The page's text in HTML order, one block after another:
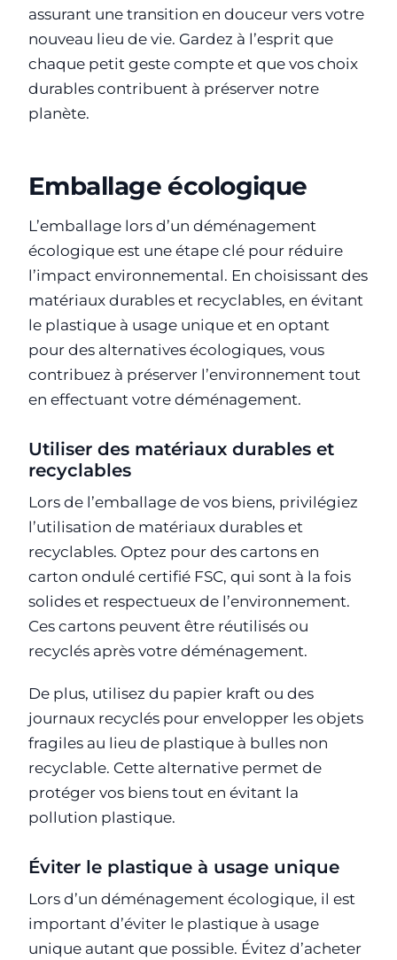
assurant une transition en douceur vers votre
nouveau lieu de vie. Gardez à l’esprit que
chaque petit geste compte et que vos choix
durables contribuent à préserver notre
planète.
Emballage écologique
L’emballage lors d’un déménagement
écologique est une étape clé pour réduire
l’impact environnemental. En choisissant des
matériaux durables et recyclables, en évitant
le plastique à usage unique et en optant
pour des alternatives écologiques, vous
contribuez à préserver l’environnement tout
en effectuant votre déménagement.
Utiliser des matériaux durables et
recyclables
Lors de l’emballage de vos biens, privilégiez
l’utilisation de matériaux durables et
recyclables. Optez pour des cartons en
carton ondulé certifié FSC, qui sont à la fois
solides et respectueux de l’environnement.
Ces cartons peuvent être réutilisés ou
recyclés après votre déménagement.
De plus, utilisez du papier kraft ou des
journaux recyclés pour envelopper les objets
fragiles au lieu de plastique à bulles non
recyclable. Cette alternative permet de
protéger vos biens tout en évitant la
pollution plastique.
Éviter le plastique à usage unique
Lors d’un déménagement écologique, il est
important d’éviter le plastique à usage
unique autant que possible. Évitez d’acheter